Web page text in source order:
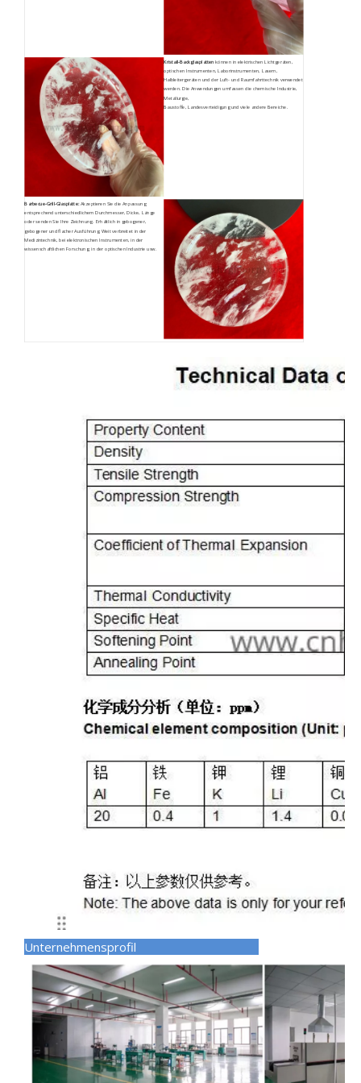
Kristall-Backglasplattenkönnen in elektrischen Lichtgeräten,
optischen Instrumenten, Laborinstrumenten, Lasern,
Halbleitergeräten und der Luft- und Raumfahrttechnik verwendet
werden. Die Anwendungen umfassen die chemische Industrie,
Metallurgie,
Baustoffe, Landesverteidigung und viele andere Bereiche.
Barbecue-Grill-Glasplatte:Akzeptieren Sie die Anpassung
entsprechend unterschiedlichem Durchmesser, Dicke, Länge
oder senden Sie Ihre Zeichnung. Erhältlich in gebogener,
gebogener und flacher Ausführung. Weit verbreitet in der
Medizintechnik, bei elektronischen Instrumenten, in der
wissenschaftlichen Forschung, in der optischen Industrie usw.
Unternehmensprofil